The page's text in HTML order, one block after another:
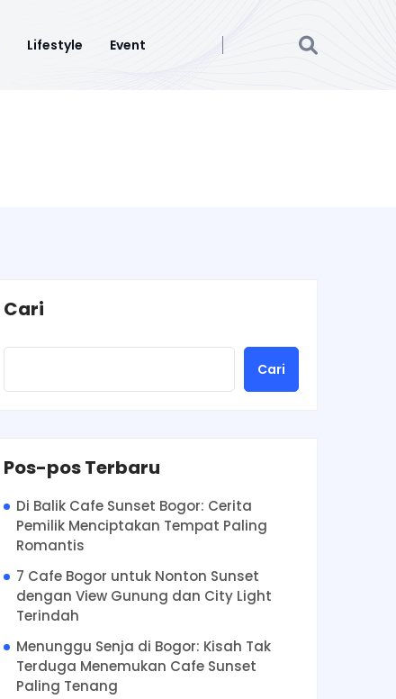
Lifestyle Event
Cari
Cari
Pos-pos Terbaru
Di Balik Cafe Sunset Bogor: Cerita
Pemilik Menciptakan Tempat Paling
Romantis
7 Cafe Bogor untuk Nonton Sunset
dengan View Gunung dan City Light
Terindah
Menunggu Senja di Bogor: Kisah Tak
Terduga Menemukan Cafe Sunset
Paling Tenang